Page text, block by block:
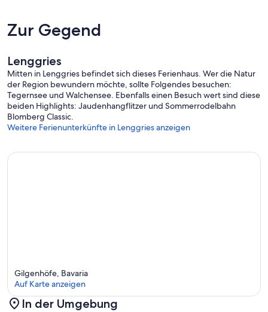
Zur Gegend
Lenggries
Mitten in Lenggries befindet sich dieses Ferienhaus. Wer die Natur
der Region bewundern möchte, sollte Folgendes besuchen:
Tegernsee und Walchensee. Ebenfalls einen Besuch wert sind diese
beiden Highlights: Jaudenhangflitzer und Sommerrodelbahn
Blomberg Classic.
Weitere Ferienunterkünfte in Lenggries anzeigen
Gilgenhöfe, Bavaria
Auf Karte anzeigen
In der Umgebung